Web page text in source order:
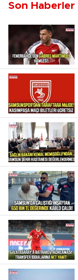
Son Haberler